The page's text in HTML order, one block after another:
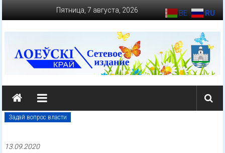
Пятница, 7 августа, 2026
loevkraj.by
Еженедельная
районная
Задай вопрос власти
13.09.2020
BE RU